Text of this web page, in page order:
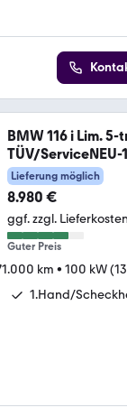
BMW 116 i Lim.
TÜV/ServiceNEU-
Lieferung möglich
8.980 €
ggf. zzgl. Lieferkosten
Guter Preis
km • 100 kW
1.Hand/